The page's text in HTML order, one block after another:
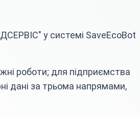
у системі SaveEcoBot
роботи; для підприємства
дані за трьома напрямами,